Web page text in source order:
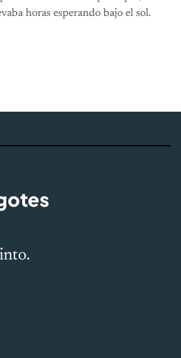
horas esperando bajo el sol.